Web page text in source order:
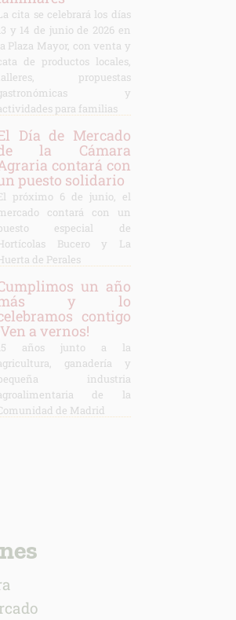
cita se celebrará los días
y 14 de junio de 2026 en
Plaza Mayor, con venta y
de productos locales,
propuestas
y
para familias
Día de Mercado
la Cámara
contará con
puesto solidario
próximo 6 de junio, el
contará con un
especial de
Bucero y La
de Perales
un año
y lo
contigo
a vernos!
años junto a la
ganadería y
industria
de la
de Madrid